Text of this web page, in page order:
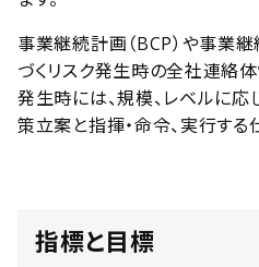
事業継続計画（BCP）や事業継
づくリスク発生時の全社連絡
発生時には、規模、レベルに
策立案と指揮・命令、実行する
指標と目標